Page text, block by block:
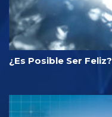
¿Es Posible Ser Feliz?